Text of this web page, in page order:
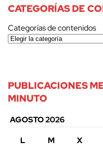
CATEGORÍAS DE
Categorías de contenidos
PUBLICACIONES
MINUTO
AGOSTO 2026
L
M X